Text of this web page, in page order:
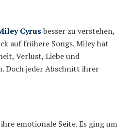
Cyrusbesser zu verstehen,
auf frühere Songs. Miley hat
Verlust, Liebe und
Doch jeder Abschnitt ihrer
emotionale Seite. Es ging um